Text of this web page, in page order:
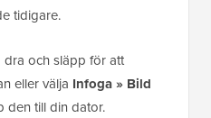
tidigare.
dra och släpp för att
eller välja Infoga » Bild
den till din dator.